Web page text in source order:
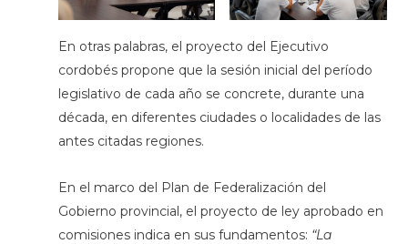
En otras palabras, el proyecto del Ejecutivo
cordobés propone que la sesión inicial del período
legislativo de cada año se concrete, durante una
década, en diferentes ciudades o localidades de las
antes citadas regiones.
En el marco del Plan de Federalización del
Gobierno provincial, el proyecto de ley aprobado en
comisiones indica en sus fundamentos: “La